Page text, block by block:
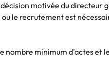
motivée du directeur
le recrutement est
nombre minimum d’actes et